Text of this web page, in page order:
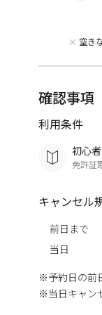
空き
確認事項
利用条件
初心
免許証
キャンセル
前日まで
当日
予約日の前
当日キャン